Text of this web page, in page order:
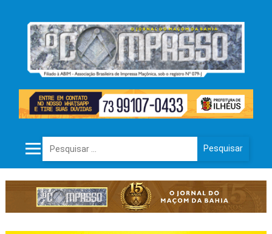
Pesquisar por: